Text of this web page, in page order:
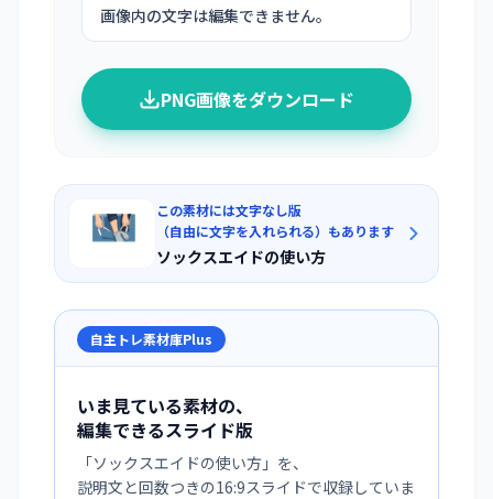
画像内の文字は編集できません。
PNG画像をダウンロード
この素材には文字なし版
（自由に文字を入れられる）もあります
ソックスエイドの使い方
自主トレ素材庫Plus
いま見ている素材の、
編集できるスライド版
「ソックスエイドの使い方 」を、
説明文と回数つきの16:9スライドで収録していま